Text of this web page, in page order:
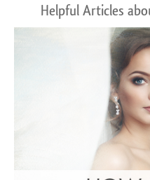
Helpful Articles